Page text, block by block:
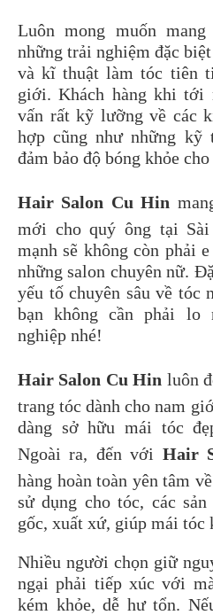
Luôn mong muốn
những trải nghiệm đặc
và kĩ thuật làm tóc tiên
giới. Khách hàng khi tới
vấn rất kỹ lưỡng về các
hợp cũng như những kỹ
đảm bảo độ bóng khỏe
Hair Salon Cu Hin
mới cho quý ông tại
mạnh sẽ không còn phải
những salon chuyên nữ.
yếu tố chuyên sâu về tóc
bạn không cần phải lo
nghiệp nhé!
Hair Salon Cu Hin luôn
trang tóc dành cho nam
dàng sở hữu mái tóc
Ngoài ra, đến với Hair
hàng hoàn toàn yên tâm
sử dụng cho tóc, các
gốc, xuất xứ, giúp mái tóc
Nhiều người chọn giữ
ngại phải tiếp xúc với
kém khỏe, dễ hư tổn.